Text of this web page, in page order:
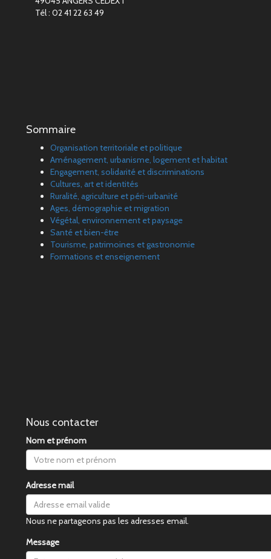
Tél : 02 41 22 63 49
Sommaire
Organisation territoriale et politique
Aménagement, urbanisme, logement et habitat
Engagement, solidarité et discriminations
Cultures, art et identités
Ruralité, agriculture et péri-urbanité
Ages, démographie et migration
Végétal, environnement et paysage
Santé et bien-être
Tourisme, patrimoines et gastronomie
Formations et enseignement
Nous contacter
Nom et prénom
Adresse mail
Nous ne partageons pas les adresses email.
Message